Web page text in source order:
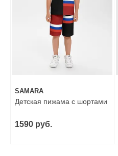
SAMARA
Детская пижама с шортами
1590 руб.